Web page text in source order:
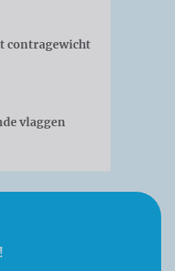
contragewicht
vlaggen